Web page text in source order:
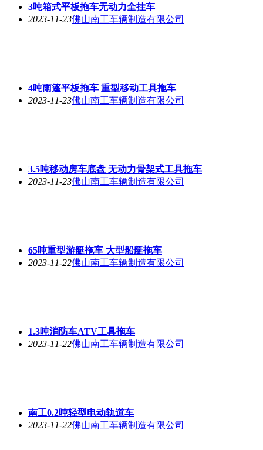
3吨箱式平板拖车无动力全挂车
2023-11-23佛山南工车辆制造有限公司
4吨雨篷平板拖车 重型移动工具拖车
2023-11-23佛山南工车辆制造有限公司
3.5吨移动房车底盘 无动力骨架式工具拖车
2023-11-23佛山南工车辆制造有限公司
65吨重型游艇拖车 大型船艇拖车
2023-11-22佛山南工车辆制造有限公司
1.3吨消防车ATV工具拖车
2023-11-22佛山南工车辆制造有限公司
南工0.2吨轻型电动轨道车
2023-11-22佛山南工车辆制造有限公司